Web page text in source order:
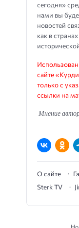
сегодня»
нами вы
новостей
как в
сайте
только с
ссылки на
Мнение
О сайте
Sterk TV